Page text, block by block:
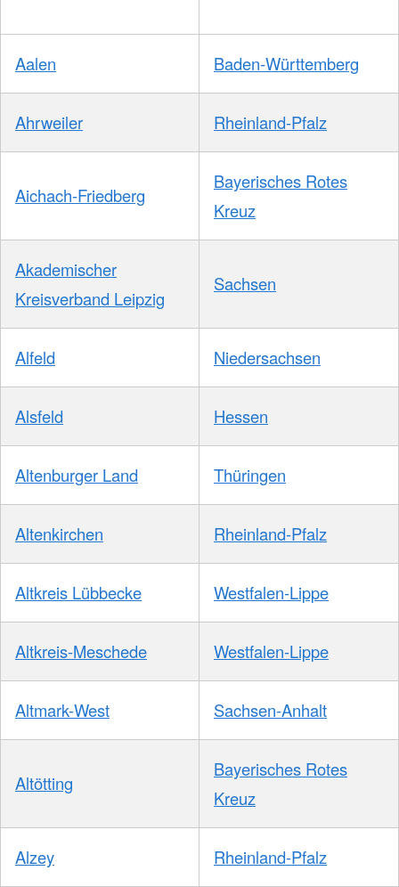
Aalen Baden-Württemberg
Ahrweiler Rheinland-Pfalz
Aichach-Friedberg
Bayerisches Rotes
Kreuz
Akademischer
Kreisverband Leipzig
Sachsen
Alfeld Niedersachsen
Alsfeld Hessen
Altenburger Land Thüringen
Altenkirchen Rheinland-Pfalz
Altkreis Lübbecke Westfalen-Lippe
Altkreis-Meschede Westfalen-Lippe
Altmark-West Sachsen-Anhalt
Altötting
Bayerisches Rotes
Kreuz
Alzey Rheinland-Pfalz